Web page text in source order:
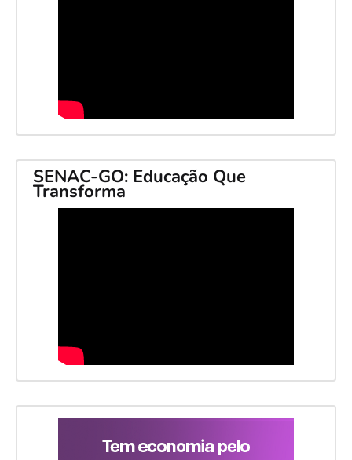
SENAC-GO: Educação Que
Transforma